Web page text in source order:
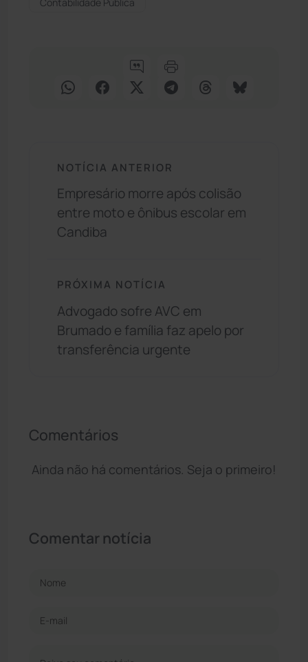
NOTÍCIA ANTERIOR
Empresário morre após colisão
entre moto e ônibus escolar em
Candiba
PRÓXIMA NOTÍCIA
Advogado sofre AVC em
Brumado e família faz apelo por
transferência urgente
Comentários
Ainda não há comentários. Seja o primeiro!
Comentar notícia